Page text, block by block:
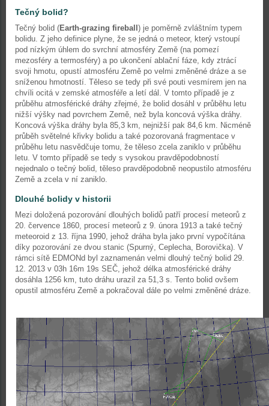
Tečný bolid?
Tečný bolid (Earth-grazing fireball ) je poměrně zvláštním typem
bolidu. Z jeho definice plyne, že se jedná o meteor, který vstoupí
pod nízkým úhlem do svrchní atmosféry Země (na pomezí
mezosféry a termosféry) a po ukončení ablační fáze, kdy ztrácí
svoji hmotu, opustí atmosféru Země po velmi změněné dráze a se
sníženou hmotností. Těleso se tedy při své pouti vesmírem jen na
chvíli ocitá v zemské atmosféře a letí dál. V tomto případě je z
průběhu atmosférické dráhy zřejmé, že bolid dosáhl v průběhu letu
nižší výšky nad povrchem Země, než byla koncová výška dráhy.
Koncová výška dráhy byla 85,3 km, nejnižší pak 84,6 km. Nicméně
průběh světelné křivky bolidu a také pozorovaná fragmentace v
průběhu letu nasvědčuje tomu, že těleso zcela zaniklo v průběhu
letu. V tomto případě se tedy s vysokou pravděpodobností
nejednalo o tečný bolid, těleso pravděpodobně neopustilo atmosféru
Země a zcela v ní zaniklo.
Dlouhé bolidy v historii
Mezi doložená pozorování dlouhých bolidů patří procesí meteorů z
20. července 1860, procesí meteorů z 9. února 1913 a také tečný
meteoroid z 13. října 1990, jehož dráha byla jako první vypočítána
díky pozorování ze dvou stanic (Spurný, Ceplecha, Borovička). V
rámci sítě EDMONd byl zaznamenán velmi dlouhý tečný bolid 29.
12. 2013 v 03h 16m 19s SEČ, jehož délka atmosférické dráhy
dosáhla 1256 km, tuto dráhu urazil za 51,3 s. Tento bolid ovšem
opustil atmosféru Země a pokračoval dále po velmi změněné dráze.